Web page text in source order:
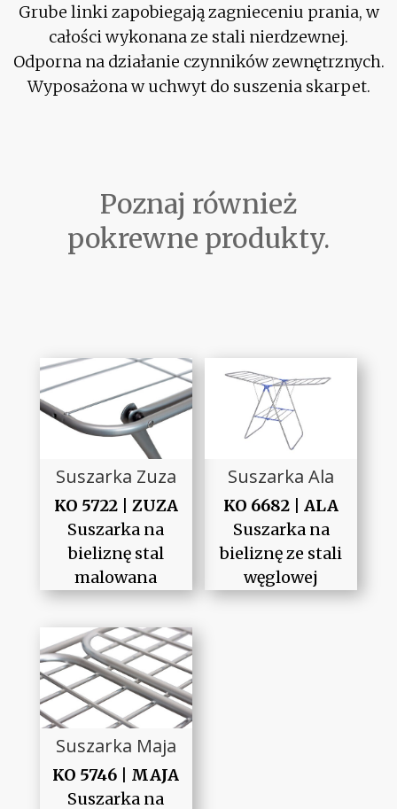
Grube linki zapobiegają zagnieceniu prania, w
całości wykonana ze stali nierdzewnej.
Odporna na działanie czynników zewnętrznych.
Wyposażona w uchwyt do suszenia skarpet.
Poznaj również
pokrewne produkty.
Suszarka Zuza
KO 5722 | ZUZA
Suszarka na
bieliznę stal
malowana
Suszarka Ala
KO 6682 | ALA
Suszarka na
bieliznę ze stali
węglowej
Suszarka Maja
KO 5746 | MAJA
Suszarka na